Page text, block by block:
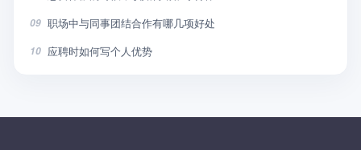
09 职场中与同事团结合作有哪几项好处
10 应聘时如何写个人优势